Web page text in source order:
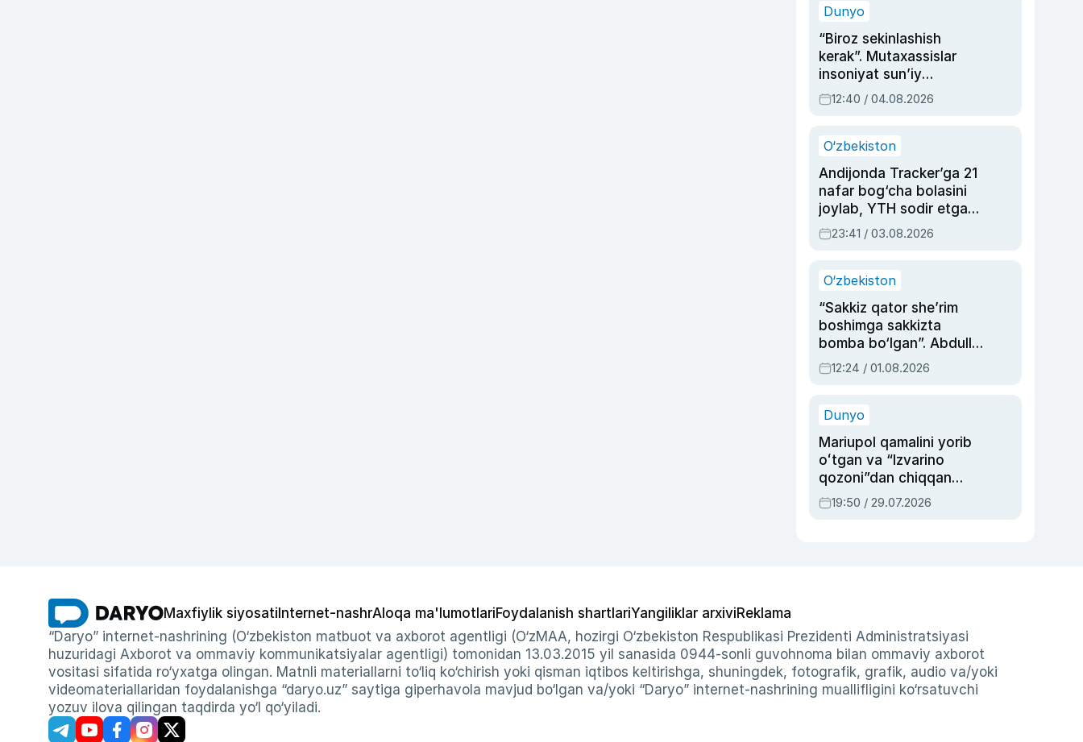
Dunyo
“Biroz sekinlashish
kerak”. Mutaxassislar
insoniyat sun’iy
intellektni boshqara
olmay qolishidan xavotir
12:40 / 04.08.2026
O‘zbekiston
Andijonda Tracker’ga 21
nafar bog‘cha bolasini
joylab, YTH sodir etgan
ayolga sud hukmi o‘qildi
23:41 / 03.08.2026
O‘zbekiston
“Sakkiz qator she’rim
boshimga sakkizta
bomba bo‘lgan”. Abdulla
Oripovni siyosiy
ayblovlardan asrab
12:24 / 01.08.2026
Dunyo
Mariupol qamalini yorib
oʻtgan va “Izvarino
qozoni”dan chiqqan
qahramon — Ukraina
armiyasi bosh
19:50 / 29.07.2026
Maxfiylik siyosati Internet-nashrAloqa ma'lumotlariFoydalanish shartlariYangiliklar arxiviReklama
“Daryo” internet-nashrining (O‘zbekiston matbuot va axborot agentligi (O‘zMAA, hozirgi O‘zbekiston Respublikasi Prezidenti Administratsiyasi
huzuridagi Axborot va ommaviy kommunikatsiyalar agentligi) tomonidan 13.03.2015 yil sanasida 0944-sonli guvohnoma bilan ommaviy axborot
vositasi sifatida ro‘yxatga olingan. Matnli materiallarni to‘liq ko‘chirish yoki qisman iqtibos keltirishga, shuningdek, fotografik, grafik, audio va/yoki
videomateriallaridan foydalanishga “daryo.uz” saytiga giperhavola mavjud bo‘lgan va/yoki “Daryo” internet-nashrining muallifligini ko‘rsatuvchi
yozuv ilova qilingan taqdirda yo‘l qo‘yiladi.